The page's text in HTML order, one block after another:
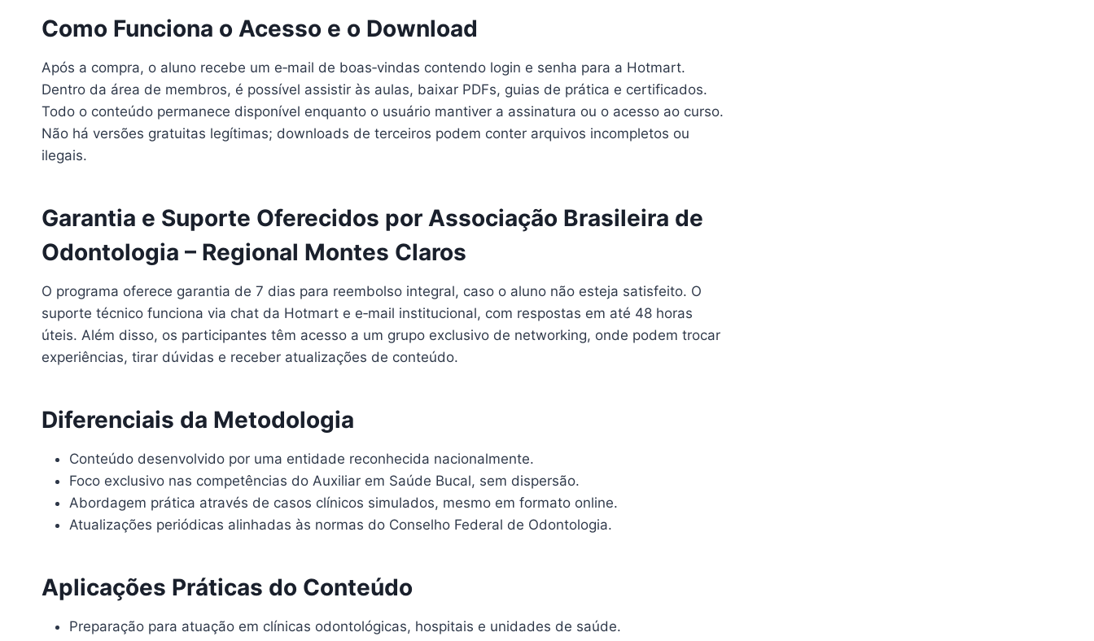
Como Funciona o Acesso e o Download
Após a compra, o aluno recebe um e‑mail de boas‑vindas contendo login e senha para a Hotmart.
Dentro da área de membros, é possível assistir às aulas, baixar PDFs, guias de prática e certificados.
Todo o conteúdo permanece disponível enquanto o usuário mantiver a assinatura ou o acesso ao curso.
Não há versões gratuitas legítimas; downloads de terceiros podem conter arquivos incompletos ou
ilegais.
Garantia e Suporte Oferecidos por Associação Brasileira de
Odontologia – Regional Montes Claros
O programa oferece garantia de 7 dias para reembolso integral, caso o aluno não esteja satisfeito. O
suporte técnico funciona via chat da Hotmart e e‑mail institucional, com respostas em até 48 horas
úteis. Além disso, os participantes têm acesso a um grupo exclusivo de networking, onde podem trocar
experiências, tirar dúvidas e receber atualizações de conteúdo.
Diferenciais da Metodologia
Conteúdo desenvolvido por uma entidade reconhecida nacionalmente.
Foco exclusivo nas competências do Auxiliar em Saúde Bucal, sem dispersão.
Abordagem prática através de casos clínicos simulados, mesmo em formato online.
Atualizações periódicas alinhadas às normas do Conselho Federal de Odontologia.
Aplicações Práticas do Conteúdo
Preparação para atuação em clínicas odontológicas, hospitais e unidades de saúde.